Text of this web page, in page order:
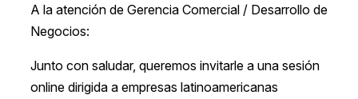
A la atención de Gerencia Comercial / Desarrollo de
Negocios:
Junto con saludar, queremos invitarle a una sesión
online dirigida a empresas latinoamericanas